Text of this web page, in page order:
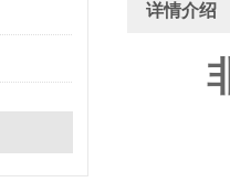
详情介绍